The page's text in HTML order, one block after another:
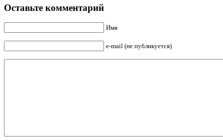
Оставьте комментарий
Имя
e-mail (не публикуется)